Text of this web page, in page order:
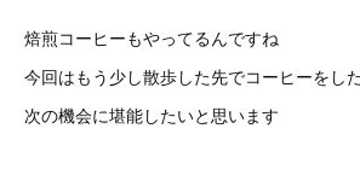
焙煎コーヒーもやってるんですね
今回はもう少し散歩した先でコーヒーをし
次の機会に堪能したいと思います